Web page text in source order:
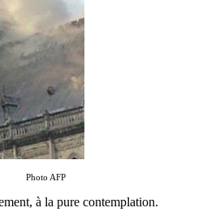
Photo AFP
à la pure contemplation.